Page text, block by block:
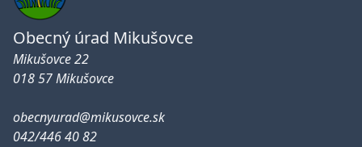
Obecný úrad Mikušovce
Mikušovce 22
018 57 Mikušovce
obecnyurad@mikusovce.sk
042/446 40 82